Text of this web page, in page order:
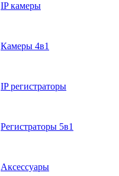
IP камеры
Камеры 4в1
IP регистраторы
Регистраторы 5в1
Аксессуары